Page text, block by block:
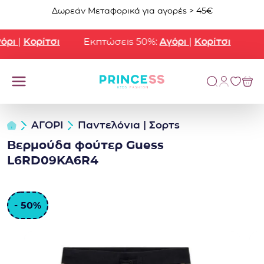
Μετάβαση στο περιεχόμενο
Δωρεάν Μεταφορικά για αγορές > 45€
|Κορίτσι Εκπτώσεις 50%:Αγόρι|Κορίτσι
ΑΓΟΡΙ Παντελόνια | Σορτς
Βερμούδα φούτερ Guess
L6RD09KA6R4
- 50%